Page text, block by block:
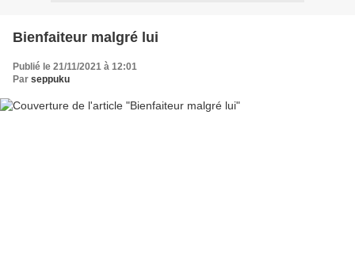
Bienfaiteur malgré lui
Publié le 21/11/2021 à 12:01
Par seppuku